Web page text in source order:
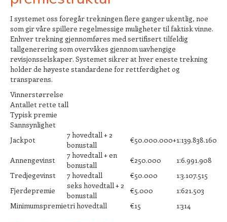
I systemet oss foregår trekningen flere ganger ukentlig, noe
som gir våre spillere regelmessige muligheter til faktisk vinne.
Enhver trekning gjennomføres med sertifisert tilfeldig
tallgenerering som overvåkes gjennom uavhengige
revisjonsselskaper. Systemet sikrer at hver eneste trekning
holder de høyeste standardene for rettferdighet og
transparens.
Vinnerstørrelse
Antallet rette tall
Typisk premie
Sannsynlighet
Jackpot
7 hovedtall + 2
bonustall
€50.000.000+1:139.838.160
Annengevinst
7 hovedtall + en
bonustall
€250.000
1:6.991.908
Tredjegevinst
7 hovedtall €50.000
1:3.107.515
Fjerdepremie
seks hovedtall + 2
bonustall
€5.000
1:621.503
Minimumspremietri hovedtall €15 1:314